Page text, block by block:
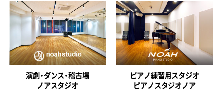
演劇・ダンス・稽古場
ノアスタジオ
ピアノ練習用スタジオ
ピアノスタジオノア